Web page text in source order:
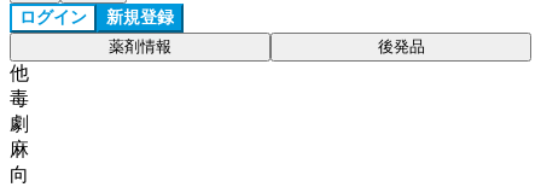
ログイン 新規登録
薬剤情報 後発品
他
毒
劇
麻
向